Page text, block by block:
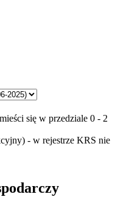
się w przedziale 0 - 2
- w rejestrze KRS nie